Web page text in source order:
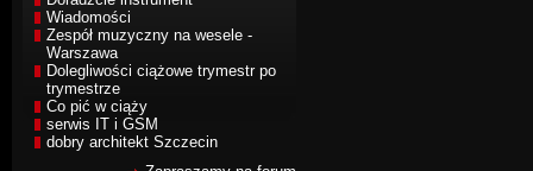
Wiadomości
Zespół muzyczny na wesele -
Warszawa
Dolegliwości ciążowe trymestr po
trymestrze
Co pić w ciąży
serwis IT i GSM
dobry architekt Szczecin